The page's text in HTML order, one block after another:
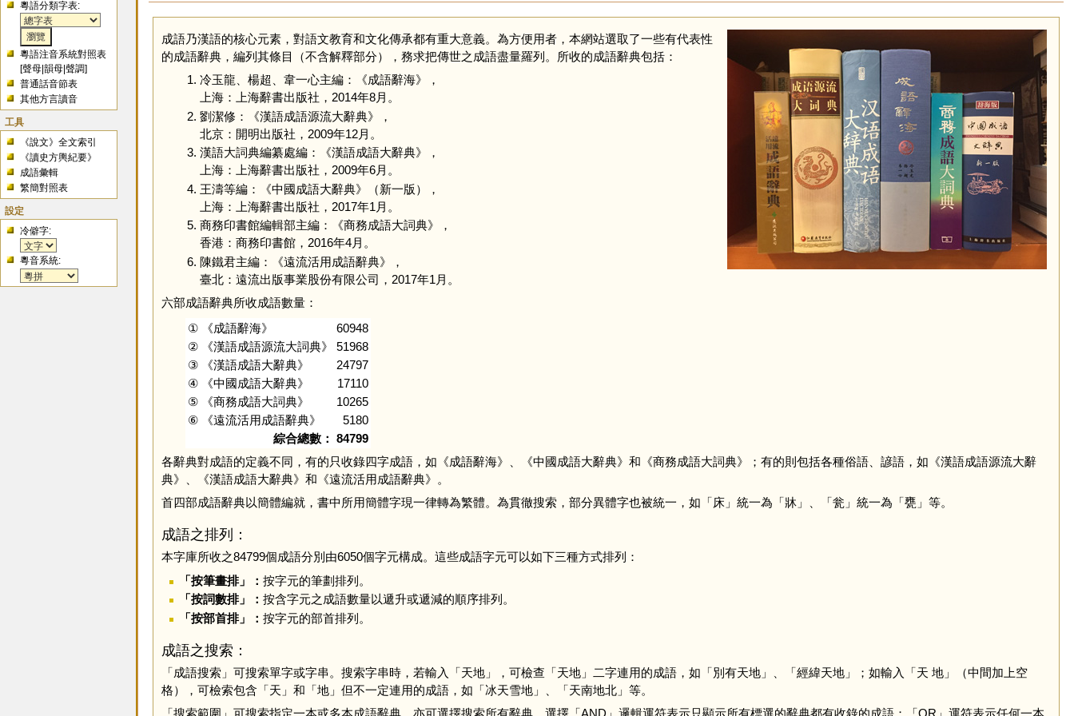
粵語分類字表:
粵語注音系統對照表
[聲母 |韻母 |聲調]
普通話音節表
其他方言讀音
工具
《說文》全文索引
《讀史方輿紀要》
成語彙輯
繁簡對照表
設定
冷僻字:
粵音系統:
成語乃漢語的核心元素，對語文教育和文化傳承都有重大意義。為方便用者，本網站選取了一些有代表性
的成語辭典，編列其條目（不含解釋部分），務求把傳世之成語盡量羅列。所收的成語辭典包括：
冷玉龍、楊超、韋一心主編：《成語辭海》，
上海：上海辭書出版社，2014年8月。
劉潔修：《漢語成語源流大辭典》，
北京：開明出版社，2009年12月。
漢語大詞典編纂處編：《漢語成語大辭典》，
上海：上海辭書出版社，2009年6月。
王濤等編：《中國成語大辭典》（新一版），
上海：上海辭書出版社，2017年1月。
商務印書館編輯部主編：《商務成語大詞典》，
香港：商務印書館，2016年4月。
陳鐵君主編：《遠流活用成語辭典》，
臺北：遠流出版事業股份有限公司，2017年1月。
六部成語辭典所收成語數量：
①
《成語辭海》
60948
②
《漢語成語源流大詞典》
51968
③
《漢語成語大辭典》
24797
④
《中國成語大辭典》
17110
⑤
《商務成語大詞典》
10265
⑥
《遠流活用成語辭典》
5180
綜合總數： 84799
各辭典對成語的定義不同，有的只收錄四字成語，如《成語辭海》、《中國成語大辭典》和《商務成語大詞典》；有的則包括各種俗語、諺語，如《漢語成語源流大辭
典》、《漢語成語大辭典》和《遠流活用成語辭典》。
首四部成語辭典以簡體編就，書中所用簡體字現一律轉為繁體。為貫徹搜索，部分異體字也被統一，如「床」統一為「牀」、「瓮」統一為「甕」等。
成語之排列：
本字庫所收之84799個成語分別由6050個字元構成。這些成語字元可以如下三種方式排列：
「按筆畫排」：按字元的筆劃排列。
「按詞數排」：按含字元之成語數量以遞升或遞減的順序排列。
「按部首排」：按字元的部首排列。
成語之搜索：
「成語搜索」可搜索單字或字串。搜索字串時，若輸入「天地」，可檢查「天地」二字連用的成語，如「別有天地」、「經緯天地」；如輸入「天 地」（中間加上空
格），可檢索包含「天」和「地」但不一定連用的成語，如「冰天雪地」、「天南地北」等。